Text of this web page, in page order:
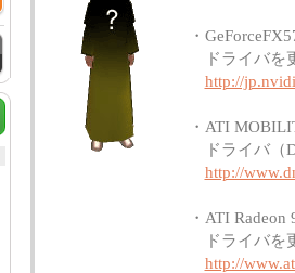
・
ドライバを
http://
・ATI
ドライバ（
http://
・ATI
ドライバを
http://